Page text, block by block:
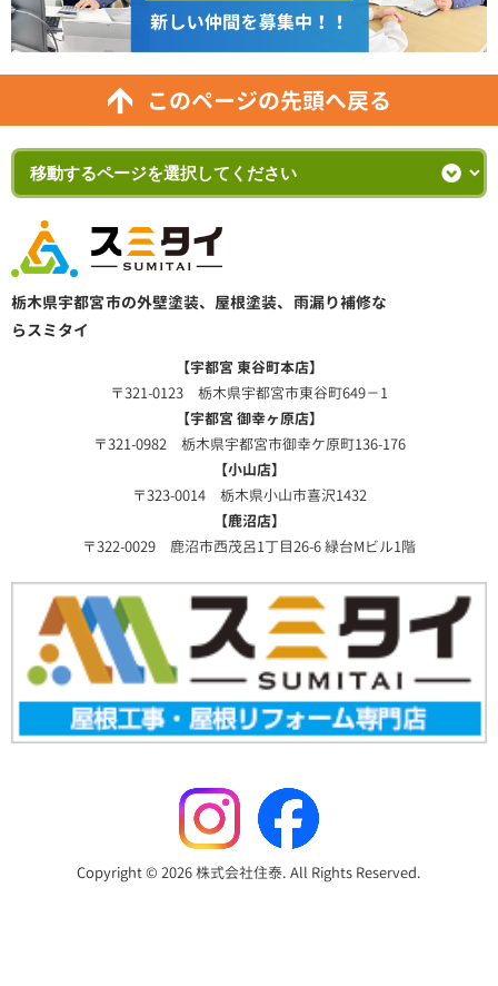
このページの先頭へ戻る
栃木県宇都宮市の外壁塗装、屋根塗装、雨漏り補修な
らスミタイ
【宇都宮 東谷町本店】
〒321-0123 栃木県宇都宮市東谷町649－1
【宇都宮 御幸ヶ原店】
〒321-0982 栃木県宇都宮市御幸ケ原町136-176
【小山店】
〒323-0014 栃木県小山市喜沢1432
【鹿沼店】
〒322-0029 鹿沼市西茂呂1丁目26-6 緑台Mビル1階
Copyright © 2026 株式会社住泰. All Rights Reserved.